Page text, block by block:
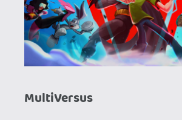
jó, hogy akár a viszonylag béna